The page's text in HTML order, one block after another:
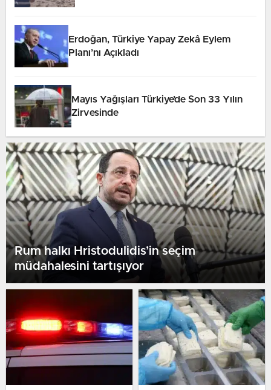
Erdoğan, Türkiye Yapay Zekâ Eylem
Planı’nı Açıkladı
Mayıs Yağışları Türkiye’de Son 33 Yılın
Zirvesinde
Rum halkı Hristodulidis’in seçim
müdahalesini tartışıyor